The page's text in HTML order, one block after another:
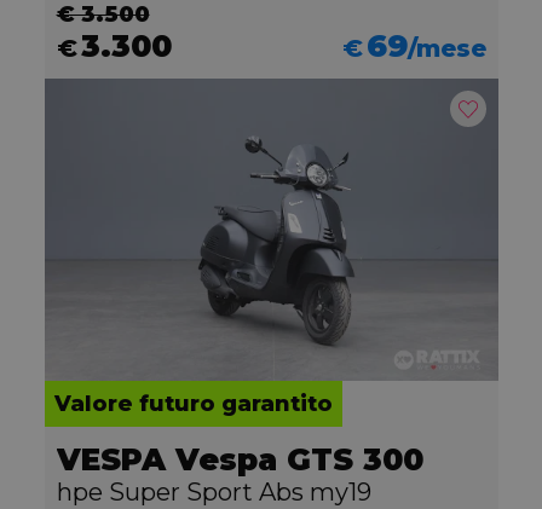
€ 3.500
€3.300 €69/mese
Valore futuro garantito
VESPA Vespa GTS 300
hpe Super Sport Abs my19